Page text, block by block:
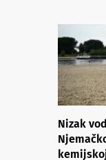
Nizak